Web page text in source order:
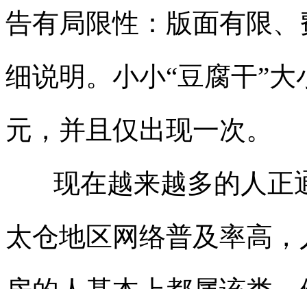
告有局限性：版面有限
细说明。小小“豆腐干”
元，并且仅出现一次。
现在越来越多的人正
太仓地区网络普及率高